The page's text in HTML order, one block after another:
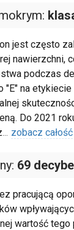
jest często
nawierzchni,
podczas
"E" na etykiecie
Do 2021
... zobacz całość
69
pracującą
wartość tego